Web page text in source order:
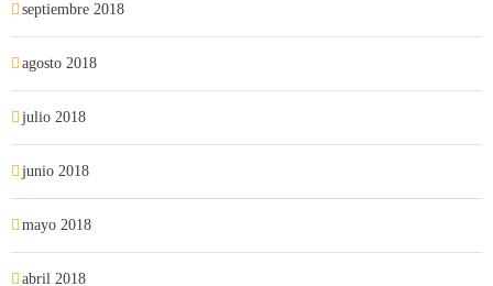
septiembre 2018
agosto 2018
julio 2018
junio 2018
mayo 2018
abril 2018